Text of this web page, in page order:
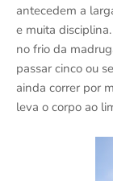
antecedem a
e muita
no frio da
passar cinco ou
ainda correr por
leva o corpo ao